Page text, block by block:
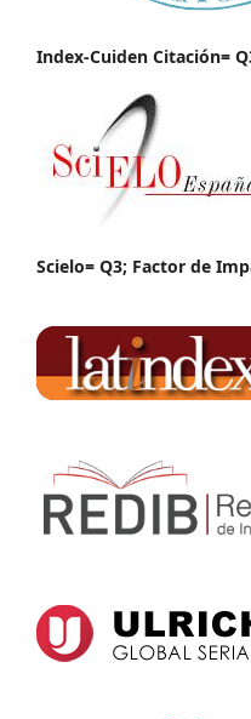
Index-Cuiden Citación=
Scielo= Q3; Factor de